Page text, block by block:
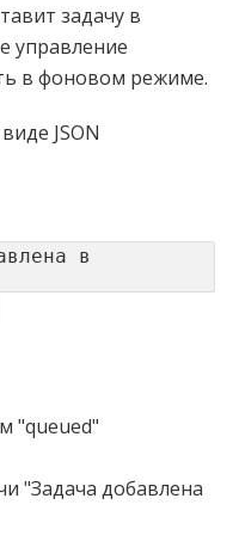
задачу в
управление
в фоновом режиме.
JSON
в
"queued"
"Задача добавлена